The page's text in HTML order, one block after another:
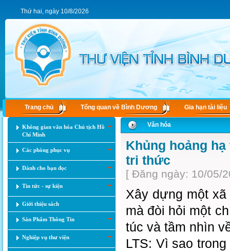
Thứ hai, ngày 10/8/2026
Trang chủ Tổng quan về Bình Dương Gia hạn tài liệu
Không gian văn hóa Chủ tịch Hồ
Chí Minh
Các phòng phục vụ
Dành cho bạn đọc
Tin tức - sự kiện
Giới thiệu sách
Sản Phẩm Thông Tin
Nghiệp vụ thư viện
Văn hóa
Khủng hoảng
tri thức
[ Đăng ngày: 10/05/
Xây dựng một
mà đòi hỏi một
túc và tầm nhìn
LTS: Vì sao